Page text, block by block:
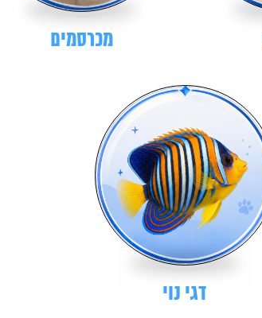
מכרסמים
דגי נוי